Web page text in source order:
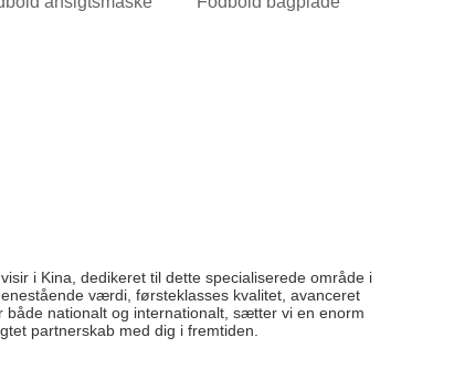
i Kina, dedikeret til dette specialiserede område i
værdi, førsteklasses kvalitet, avanceret
nationalt og internationalt, sætter vi en enorm
partnerskab med dig i fremtiden.